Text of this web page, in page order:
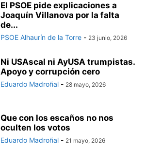
El PSOE pide explicaciones a
Joaquín Villanova por la falta
de...
PSOE Alhaurín de la Torre - 23 junio, 2026
Ni USAscal ni AyUSA trumpistas.
Apoyo y corrupción cero
Eduardo Madroñal - 28 mayo, 2026
Que con los escaños no nos
oculten los votos
Eduardo Madroñal - 21 mayo, 2026